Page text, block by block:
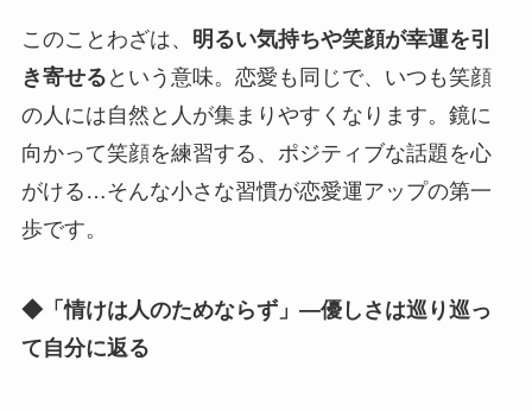
このことわざは、 明るい気持ちや笑顔が幸運を引
き寄せる という意味。恋愛も同じで、いつも笑顔
の人には自然と人が集まりやすくなります。鏡に
向かって笑顔を練習する、ポジティブな話題を心
がける…そんな小さな習慣が恋愛運アップの第一
歩です。
◆「情けは人のためならず」—優しさは巡り巡っ
て自分に返る